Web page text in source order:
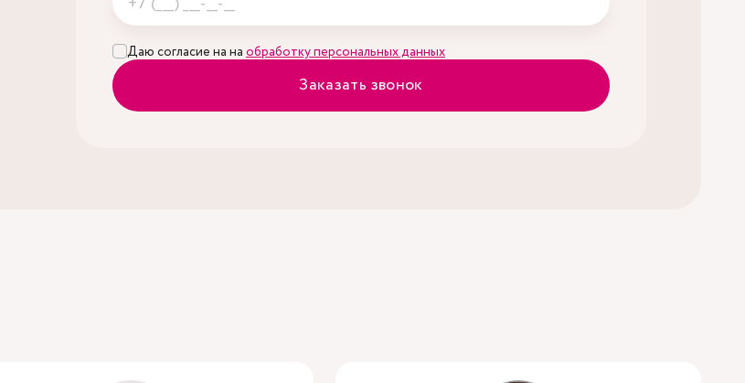
Даю согласие на на обработку персональных данных
Заказать звонок